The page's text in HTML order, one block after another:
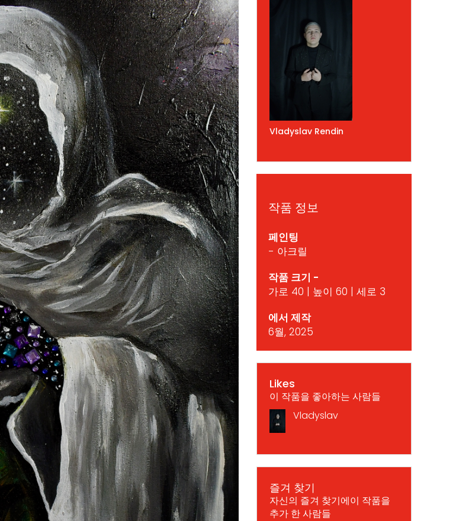
Vladyslav Rendin
작품 정보
페인팅
- 아크릴
작품 크기 -
가로 40 | 높이 60 | 세로 3
에서 제작
6월, 2025
Likes
이 작품을 좋아하는 사람들
Vladyslav
즐겨 찾기
자신의 즐겨 찾기에이 작품을
추가 한 사람들